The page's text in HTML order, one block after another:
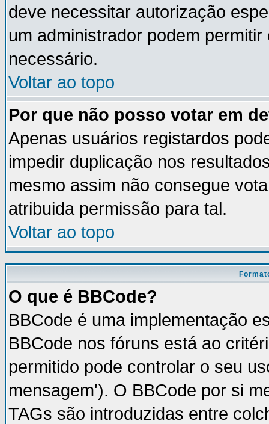
deve necessitar autorização
um administrador podem
necessário.
Voltar ao topo
Por que não posso votar em
Apenas usuários registardos
impedir duplicação nos
mesmo assim não consegue
atribuida permissão para tal.
Voltar ao topo
O que é BBCode?
BBCode é uma implementação
BBCode nos fóruns está ao
permitido pode controlar o seu
mensagem'). O BBCode por si
TAGs são introduzidas entre